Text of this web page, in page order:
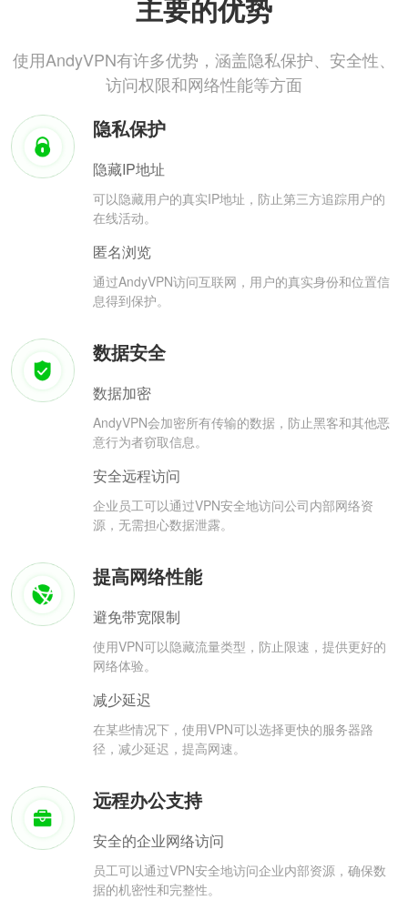
主要的优势
使用AndyVPN有许多优势，涵盖隐私保护、安全性、
访问权限和网络性能等方面
隐私保护
隐藏IP地址
可以隐藏用户的真实IP地址，防止第三方追踪用户的
在线活动。
匿名浏览
通过AndyVPN访问互联网，用户的真实身份和位置信
息得到保护。
数据安全
数据加密
AndyVPN会加密所有传输的数据，防止黑客和其他恶
意行为者窃取信息。
安全远程访问
企业员工可以通过VPN安全地访问公司内部网络资
源，无需担心数据泄露。
提高网络性能
避免带宽限制
使用VPN可以隐藏流量类型，防止限速，提供更好的
网络体验。
减少延迟
在某些情况下，使用VPN可以选择更快的服务器路
径，减少延迟，提高网速。
远程办公支持
安全的企业网络访问
员工可以通过VPN安全地访问企业内部资源，确保数
据的机密性和完整性。